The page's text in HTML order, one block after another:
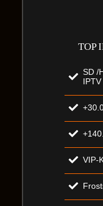
TOP
SD /
IPTV
VIP-